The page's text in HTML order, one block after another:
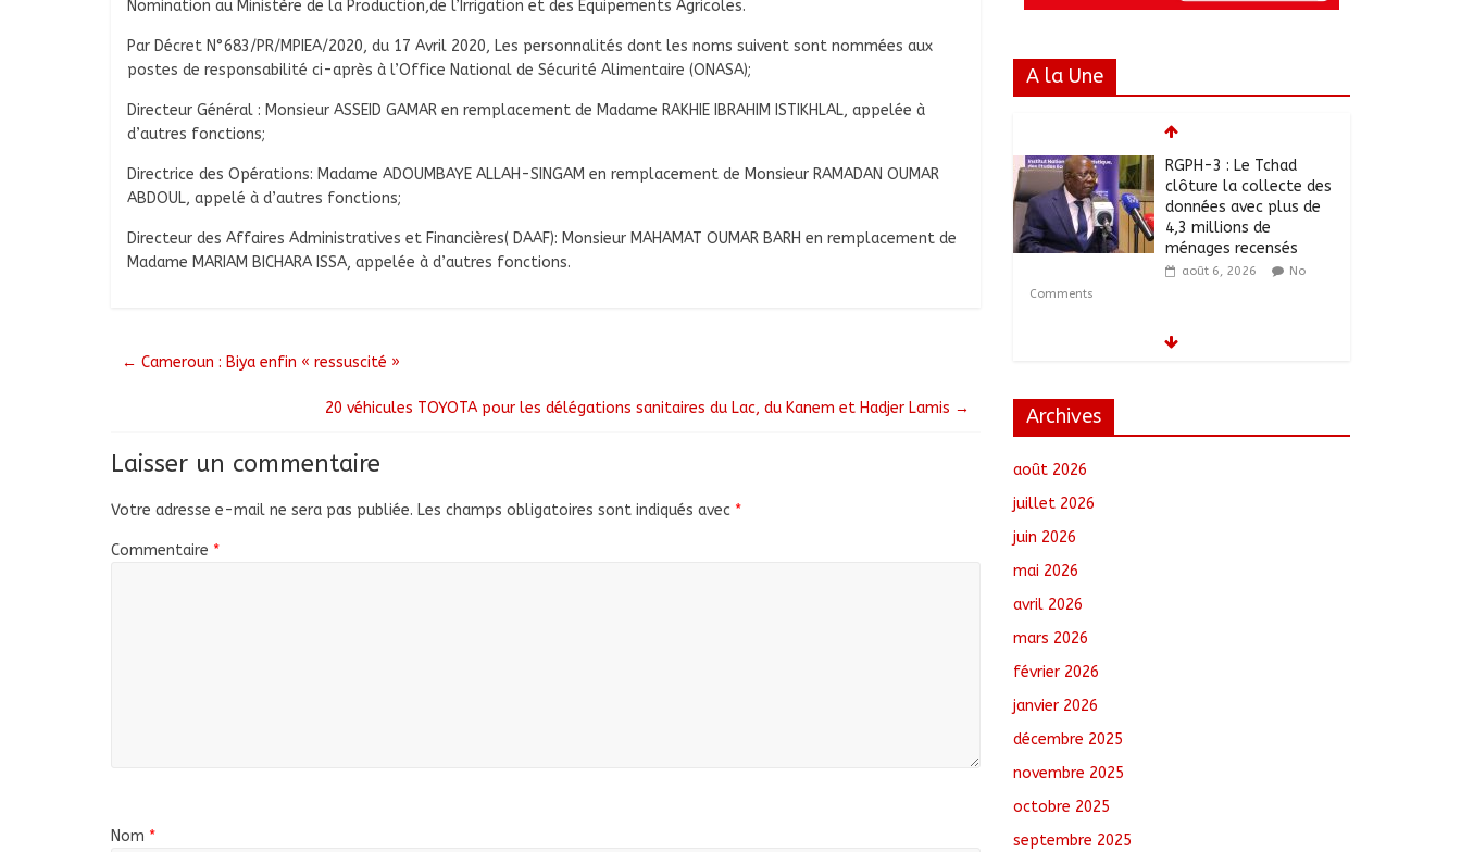
Nomination au Ministère de la Production,de l’Irrigation et des Équipements Agricoles.
Par Décret N°683/PR/MPIEA/2020, du 17 Avril 2020, Les personnalités dont les noms suivent sont nommées aux
postes de responsabilité ci-après à l’Office National de Sécurité Alimentaire (ONASA);
Directeur Général : Monsieur ASSEID GAMAR en remplacement de Madame RAKHIE IBRAHIM ISTIKHLAL, appelée à
d’autres fonctions;
Directrice des Opérations: Madame ADOUMBAYE ALLAH-SINGAM en remplacement de Monsieur RAMADAN OUMAR
ABDOUL, appelé à d’autres fonctions;
Directeur des Affaires Administratives et Financières( DAAF): Monsieur MAHAMAT OUMAR BARH en remplacement de
Madame MARIAM BICHARA ISSA, appelée à d’autres fonctions.
← Cameroun : Biya enfin « ressuscité »
20 véhicules TOYOTA pour les délégations sanitaires du Lac, du Kanem et Hadjer Lamis →
Laisser un commentaire
Votre adresse e-mail ne sera pas publiée. Les champs obligatoires sont indiqués avec *
Commentaire *
Nom *
A la Une
RGPH-3 : Le Tchad
clôture la collecte des
données avec plus de
4,3 millions de
ménages recensés
août 6, 2026
No
Comments
Tchad–Égypte : La
Comments
Archives
août 2026
juillet 2026
juin 2026
mai 2026
avril 2026
mars 2026
février 2026
janvier 2026
décembre 2025
novembre 2025
octobre 2025
septembre 2025